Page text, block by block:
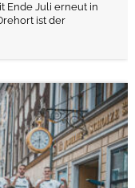
Ende Juli erneut in
ist der